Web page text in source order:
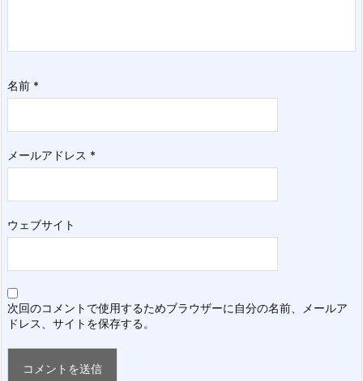
名前 *
メールアドレス *
ウェブサイト
次回のコメントで使用するためブラウザーに自分の名前、メールア
ドレス、サイトを保存する。